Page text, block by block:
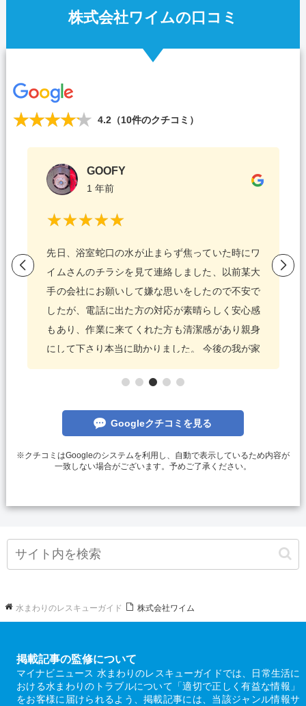
株式会社ワイムの口コミ
4.2（10件のクチコミ）
GOOFY
1 年前
先日、浴室蛇口の水が止まらず焦っていた時にワ
イムさんのチラシを見て連絡しました、以前某大
手の会社にお願いして嫌な思いをしたので不安で
したが、電話に出た方の対応が素晴らしく安心感
もあり、作業に来てくれた方も清潔感があり親身
にして下さり本当に助かりました。 今後の我が家
の水回りはワイムさん一択です！
Googleクチコミを見る
※クチコミはGoogleのシステムを利用し、自動で表示しているため内容が
一致しない場合がございます。予めご了承ください。
水まわりのレスキューガイド 株式会社ワイム
掲載記事の監修について
マイナビニュース 水まわりのレスキューガイドでは、日常生活に
おける水まわりのトラブルについて「適切で正しく有益な情報」
をお客様に届けられるよう、掲載記事には、当該ジャンル情報サ